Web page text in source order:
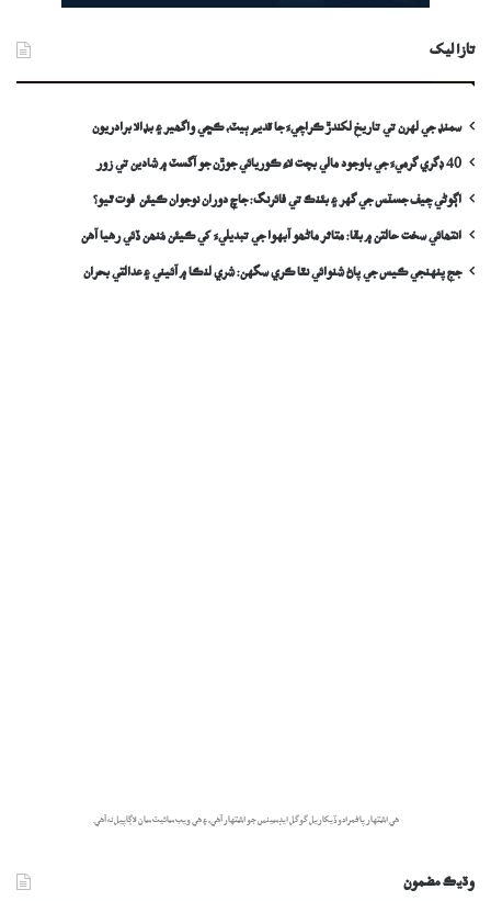
تازا ليک
سمنڊ جي لهرن تي تاريخ لکندڙ ڪراچيءَ جا قديم ٻيٽ، ڪڇي واگھير ۽ بڊالا برادريون
40 ڊگري گرميءَ جي باوجود مالي بچت لاءِ ڪوريائي جوڙن جو آگسٽ ۾ شادين تي زور
اڳوڻي چيف جسٽس جي گهر ۽ بئنڪ تي فائرنگ: جاچ دوران نوجوان ڪيئن فوت ٿيو؟
انتھائي سخت حالتن ۾ بقا: متاثر ماڻھو آبهوا جي تبديليءَ کي ڪيئن مُنھن ڏئي رهيا آهن
جج پنهنجي ڪيس جي پاڻ شنوائي نٿا ڪري سگهن: شري لنڪا ۾ آئيني ۽ عدالتي بحران
هي اشتهار پاڻمرادو ڏيکاريل گوگل ايڊسينس جو اشتهار آهي، ۽ هي ويب سائيٽ سان لاڳاپيل نه آهي.
وڌيڪ مضمون